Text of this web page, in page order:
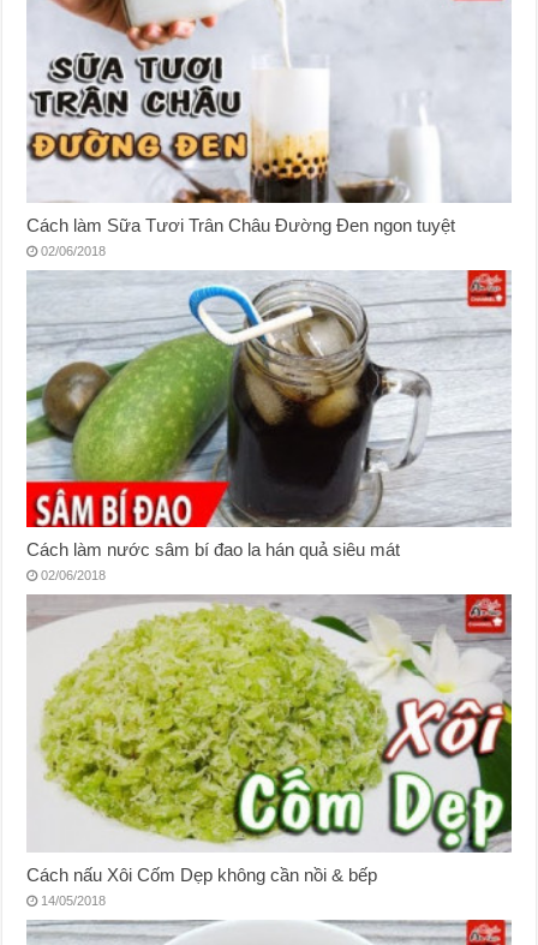
Cách làm Sữa Tươi Trân Châu Đường Đen ngon tuyệt
02/06/2018
Cách làm nước sâm bí đao la hán quả siêu mát
02/06/2018
Cách nấu Xôi Cốm Dẹp không cần nồi & bếp
14/05/2018